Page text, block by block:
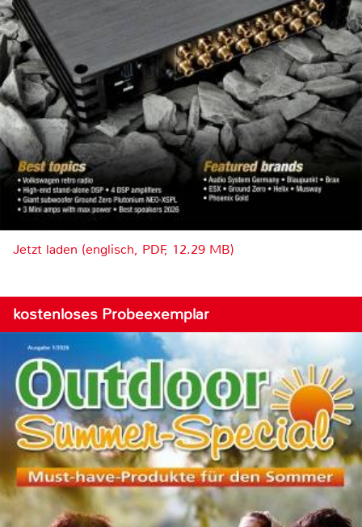
Jetzt laden (englisch, PDF, 12.29 MB)
kostenloses Probeexemplar